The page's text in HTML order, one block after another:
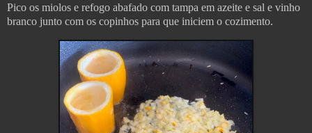
Pico os miolos e refogo abafado com tampa em azeite e sal e vinho
branco junto com os copinhos para que iniciem o cozimento.